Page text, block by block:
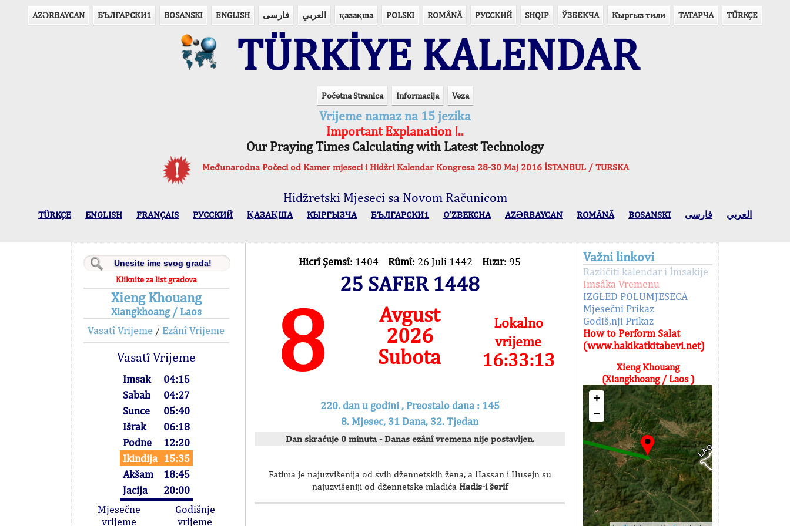
AZӘRBAYCAN БЪЛГАРСКИ1 BOSANSKI ENGLISH فارسی العربي қазақша POLSKI ROMÂNĂ РУССКИЙ SHQIP ЎЗБЕКЧА Кыргыз тили ТАТАРЧА TÜRKÇE
TÜRKİYE KALENDAR
Početna Stranica Informacija Veza
Vrijeme namaz na 15 jezika
Important Explanation !..
Our Praying Times Calculating with Latest Technology
Međunarodna Počeci od Kamer mjeseci i Hidžri Kalendar Kongresa 28-30 Maj 2016 İSTANBUL / TURSKA
Hidžretski Mjeseci sa Novom Računicom
TÜRKÇE ENGLISH FRANÇAIS РУССКИЙ ҚАЗАҚША КЫPГЫЗЧA БЪЛГАРСКИ1 O’ZBEKCHA AZӘRBAYCAN ROMÂNĂ BOSANSKI العربي فارسی
Kliknite za list gradova
Xieng Khouang
Xiangkhoang / Laos
Vasatî Vrijeme / Ezânî Vrijeme
Vasatî Vrijeme
Imsak
04:15
Sabah
04:27
Sunce
05:40
Išrak
06:18
Podne
12:20
Ikindija 15:35
Akšam
18:45
Jacija
20:00
Mjesečne
vrijeme
Godišnje
vrijeme
Hicrî Şemsî: 1404 Rûmî: 26 Juli 1442 Hızır: 95
25 SAFER 1448
8
Avgust
2026
Subota
Lokalno
vrijeme
16:33:13
220. dan u godini , Preostalo dana : 145
8. Mjesec, 31 Dana, 32. Tjedan
Dan skraćuje 0 minuta - Danas ezânî vremena nije postavljen.
Fatima je najuzvišenija od svih džennetskih žena, a Hassan i Husejn su
najuzvišeniji od džennetske mladića Hadis-i šerif
Važni linkovi
Različiti kalendar i İmsakije
Imsâka Vremenu
IZGLED POLUMJESECA
Mjesečni Prikaz
Godiš,nji Prikaz
How to Perform Salat
(www.hakikatkitabevi.net)
Xieng Khouang
(Xiangkhoang / Laos )
+
−